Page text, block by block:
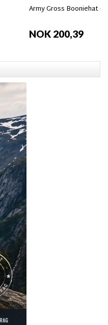
Army Gross Booniehat -
NOK 200,39